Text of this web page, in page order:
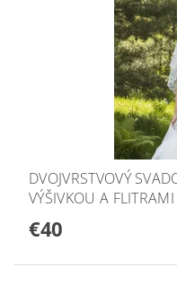
DVOJVRSTVOVÝ
VÝŠIVKOU A
€40